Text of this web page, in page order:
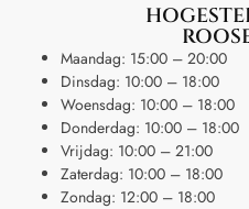
Maandag: 15:00 – 20:00
Dinsdag: 10:00 – 18:00
Woensdag: 10:00 – 18:00
Donderdag: 10:00 – 18:00
Vrijdag: 10:00 – 21:00
Zaterdag: 10:00 – 18:00
Zondag: 12:00 – 18:00